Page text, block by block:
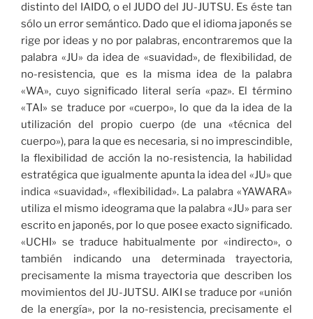
distinto del IAIDO, o el JUDO del JU-JUTSU. Es éste tan
sólo un error semántico. Dado que el idioma japonés se
rige por ideas y no por palabras, encontraremos que la
palabra «JU» da idea de «suavidad», de flexibilidad, de
no-resistencia, que es la misma idea de la palabra
«WA», cuyo significado literal sería «paz». El término
«TAI» se traduce por «cuerpo», lo que da la idea de la
utilización del propio cuerpo (de una «técnica del
cuerpo»), para la que es necesaria, si no imprescindible,
la flexibilidad de acción la no-resistencia, la habilidad
estratégica que igualmente apunta la idea del «JU» que
indica «suavidad», «flexibilidad». La palabra «YAWARA»
utiliza el mismo ideograma que la palabra «JU» para ser
escrito en japonés, por lo que posee exacto significado.
«UCHI» se traduce habitualmente por «indirecto», o
también indicando una determinada trayectoria,
precisamente la misma trayectoria que describen los
movimientos del JU-JUTSU. AIKI se traduce por «unión
de la energía», por la no-resistencia, precisamente el